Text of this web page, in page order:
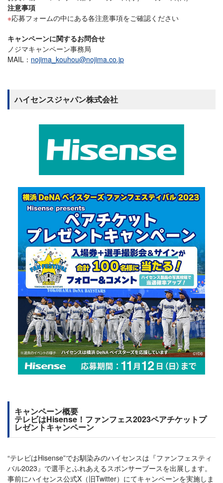
注意事項
応募フォームの中にある各注意事項をご確認ください
キャンペーンに関するお問合せ
ノジマキャンペーン事務局
MAIL： nojima_kouhou@nojima.co.jp
ハイセンスジャパン株式会社
キャンペーン概要
テレビはHisense！ファンフェス2023ペアチケットプ
レゼントキャンペーン
“テレビはHisense”でお馴染みのハイセンスは『ファンフェスティ
バル2023』で選手とふれあえるスポンサーブースを出展します。
事前にハイセンス公式X（旧Twitter）にてキャンペーンを実施しま